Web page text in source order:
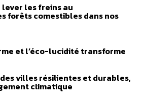
les freins au
forêts comestibles dans nos
et l’éco-lucidité transforme
villes résilientes et durables,
climatique